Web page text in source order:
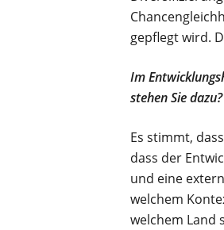
gepflegt wird.
Im
stehen Sie dazu?
Es stimmt,
dass der
und eine
welchem
welchem Land